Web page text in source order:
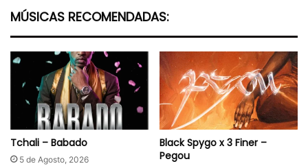
MÚSICAS RECOMENDADAS:
Tchali – Babado
5 de Agosto, 2026
Black Spygo x 3 Finer –
Pegou